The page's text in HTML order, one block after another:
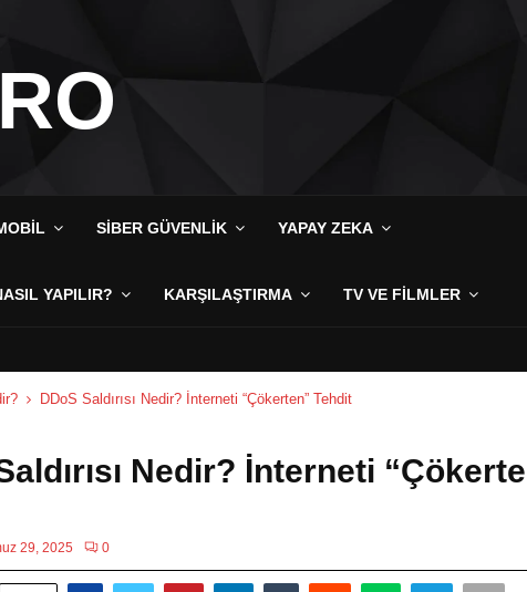
SIBER GÜVENLIK YAPAY ZEKA
YAPILIR? KARŞILAŞTIRMA TV VE FILMLER
DDoS Saldırısı Nedir? İnterneti “Çökerten” Tehdit
Nedir? İnterneti
29, 2025 0